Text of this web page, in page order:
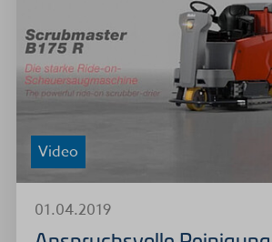
Video
01.04.2019